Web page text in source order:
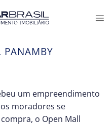
PANAMBY
um empreendimento
moradores se
o Open Mall